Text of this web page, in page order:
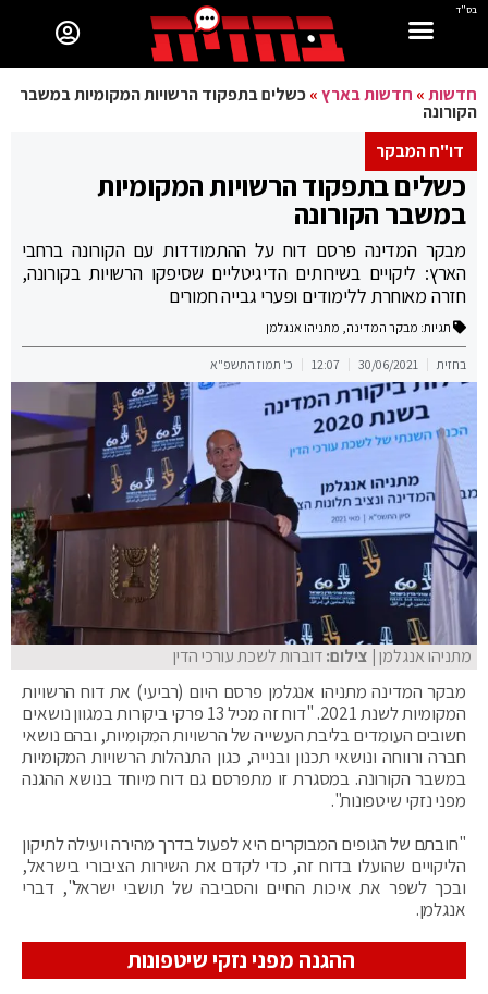
בס"ד
חדשות» חדשות בארץ»כשלים בתפקוד הרשויות המקומיות במשבר
הקורונה
דו"ח המבקר
כשלים בתפקוד הרשויות המקומיות
במשבר הקורונה
מבקר המדינה פרסם דוח על ההתמודדות עם הקורונה ברחבי
הארץ: ליקויים בשירותים הדיגיטליים שסיפקו הרשויות בקורונה,
חזרה מאוחרת ללימודים ופערי גבייה חמורים
תגיות: מבקר המדינה, מתניהו אנגלמן
בחזית 30/06/2021
12:07 כ' תמוז התשפ"א
מתניהו אנגלמן| צילום:דוברות לשכת עורכי הדין
מבקר המדינה מתניהו אנגלמן פרסם היום (רביעי) את דוח הרשויות
המקומיות לשנת 2021. "דוח זה מכיל 13 פרקי ביקורות במגוון נושאים
חשובים העומדים בליבת העשייה של הרשויות המקומיות, ובהם נושאי
חברה ורווחה ונושאי תכנון ובנייה, כגון התנהלות הרשויות המקומיות
במשבר הקורונה. במסגרת זו מתפרסם גם דוח מיוחד בנושא ההגנה
מפני נזקי שיטפונות".
"חובתם של הגופים המבוקרים היא לפעול בדרך מהירה ויעילה לתיקון
הליקויים שהועלו בדוח זה, כדי לקדם את השירות הציבורי בישראל,
ובכך לשפר את איכות החיים והסביבה של תושבי ישראל", דברי
אנגלמן.
ההגנה מפני נזקי שיטפונות